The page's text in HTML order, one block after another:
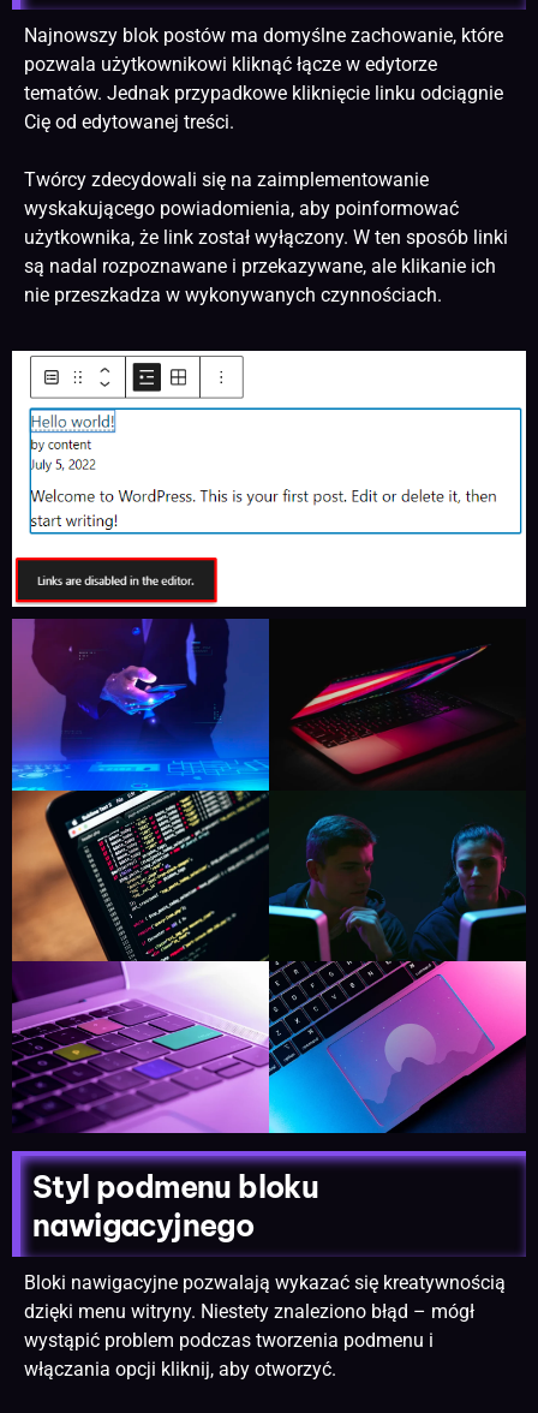
Najnowszy blok postów ma domyślne zachowanie, które
pozwala użytkownikowi kliknąć łącze w edytorze
tematów. Jednak przypadkowe kliknięcie linku odciągnie
Cię od edytowanej treści.
Twórcy zdecydowali się na zaimplementowanie
wyskakującego powiadomienia, aby poinformować
użytkownika, że link został wyłączony. W ten sposób linki
są nadal rozpoznawane i przekazywane, ale klikanie ich
nie przeszkadza w wykonywanych czynnościach.
Styl podmenu bloku
nawigacyjnego
Bloki nawigacyjne pozwalają wykazać się kreatywnością
dzięki menu witryny. Niestety znaleziono błąd – mógł
wystąpić problem podczas tworzenia podmenu i
włączania opcji kliknij, aby otworzyć.